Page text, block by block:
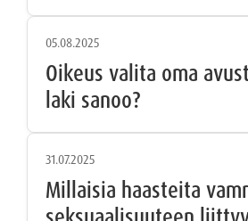
05.08.2025
Oikeus valita oma
laki sanoo?
31.07.2025
Millaisia haasteita